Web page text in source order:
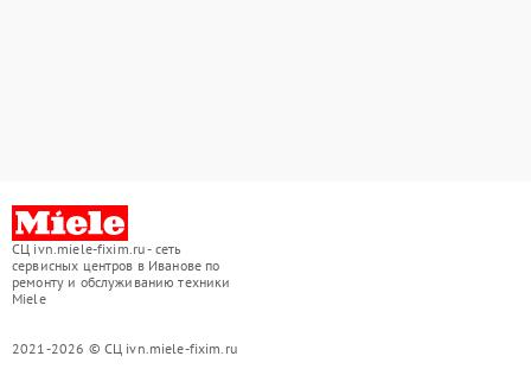
СЦ ivn.miele-fixim.ru - сеть
сервисных центров в Иванове по
ремонту и обслуживанию техники
Miele
2021-2026 © СЦ ivn.miele-fixim.ru